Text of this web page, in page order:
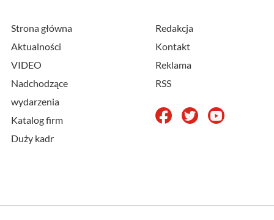
Strona główna
Aktualności
VIDEO
Nadchodzące
wydarzenia
Katalog firm
Duży kadr
Redakcja
Kontakt
Reklama
RSS